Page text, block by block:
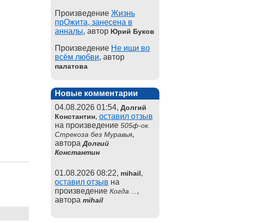
Произведение Жизнь
прОжита, занесена в
анналы, автор Юрий Буков
Произведение Не ищи во
всём любви, автор
палатова
Новые комментарии
04.08.2026 01:54, Долгий
Константин, оставил отзыв
на произведение 505ф-ок.
Стрекоза без Муравья,
автораДолгий
Константин
01.08.2026 08:22, mihail,
оставил отзыв на
произведение Когда ... ,
автора mihail